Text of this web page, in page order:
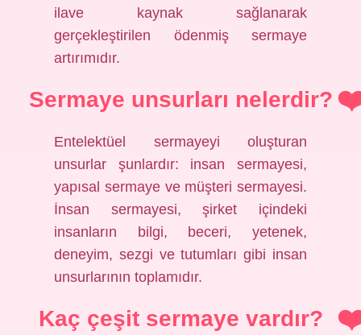
ilave kaynak sağlanarak
gerçekleştirilen ödenmiş sermaye
artırımıdır.
Sermaye unsurları nelerdir?
Entelektüel sermayeyi oluşturan
unsurlar şunlardır: insan sermayesi,
yapısal sermaye ve müşteri sermayesi.
İnsan sermayesi, şirket içindeki
insanların bilgi, beceri, yetenek,
deneyim, sezgi ve tutumları gibi insan
unsurlarının toplamıdır.
Kaç çeşit sermaye vardır?